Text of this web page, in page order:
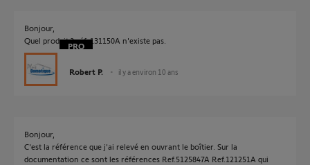
Bonjour,
Quel produit ? réf. 131150A n'existe pas.
Robert P. il y a environ 10 ans
Bonjour,
C'est la référence que j'ai relevé en ouvrant le boîtier. Sur la
documentation ce sont les références Ref.5125847A Ref.121251A qui